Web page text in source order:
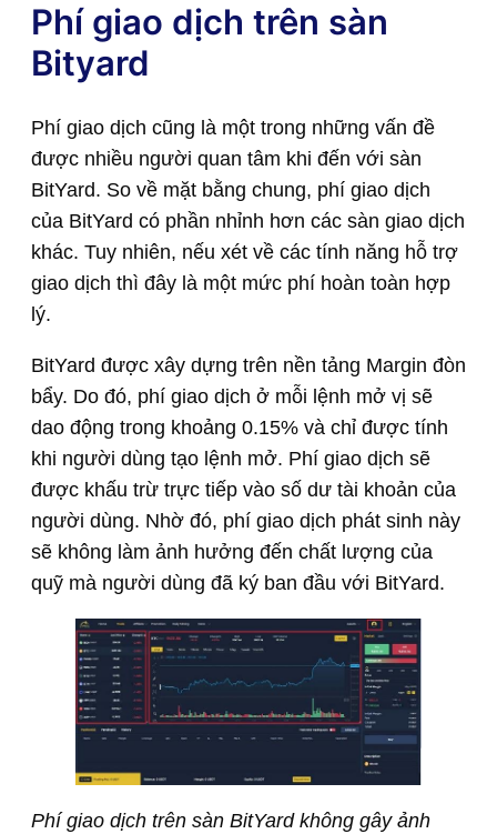
Phí giao dịch trên sàn
Bityard
Phí giao dịch cũng là một trong những vấn đề
được nhiều người quan tâm khi đến với sàn
BitYard. So về mặt bằng chung, phí giao dịch
của BitYard có phần nhỉnh hơn các sàn giao dịch
khác. Tuy nhiên, nếu xét về các tính năng hỗ trợ
giao dịch thì đây là một mức phí hoàn toàn hợp
lý.
BitYard được xây dựng trên nền tảng Margin đòn
bẩy. Do đó, phí giao dịch ở mỗi lệnh mở vị sẽ
dao động trong khoảng 0.15% và chỉ được tính
khi người dùng tạo lệnh mở. Phí giao dịch sẽ
được khấu trừ trực tiếp vào số dư tài khoản của
người dùng. Nhờ đó, phí giao dịch phát sinh này
sẽ không làm ảnh hưởng đến chất lượng của
quỹ mà người dùng đã ký ban đầu với BitYard.
Phí giao dịch trên sàn BitYard không gây ảnh